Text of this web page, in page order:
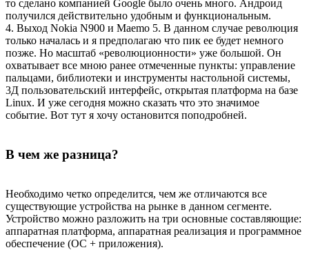
то сделано компанией Google было очень много. Андроид
получился действительно удобным и функциональным.
4. Выход Nokia N900 и Maemo 5. В данном случае революция
только началась и я предполагаю что пик ее будет немного
позже. Но масштаб «революционности» уже большой. Он
охватывает все мною ранее отмеченные пункты: управление
пальцами, библиотеки и инструменты настольной системы,
3Д пользовательский интерфейс, открытая платформа на базе
Linux. И уже сегодня можно сказать что это значимое
событие. Вот тут я хочу остановится поподробней.
В чем же разница?
Необходимо четко определится, чем же отличаются все
существующие устройства на рынке в данном сегменте.
Устройство можно разложить на три основные составляющие:
аппаратная платформа, аппаратная реализация и программное
обеспечение (ОС + приложения).